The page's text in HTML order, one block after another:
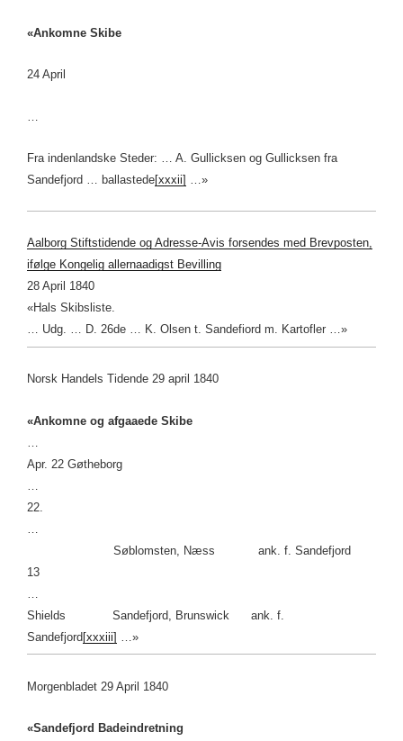
«Ankomne Skibe
24 April
Fra indenlandske Steder: … A. Gullicksen og Gullicksen fra
Sandefjord … ballastede[xxxii] …»
Aalborg Stiftstidende og Adresse-Avis forsendes med Brevposten,
ifølge Kongelig allernaadigst Bevilling
28 April 1840
«Hals Skibsliste.
… Udg. … D. 26de … K. Olsen t. Sandefiord m. Kartofler …»
Norsk Handels Tidende 29 april 1840
«Ankomne og afgaaede Skibe
Apr. 22 Gøtheborg
22.
Søblomsten, Næss ank. f. Sandefjord
13
Shields Sandefjord, Brunswick ank. f.
Sandefjord[xxxiii] …»
Morgenbladet 29 April 1840
«Sandefjord Badeindretning